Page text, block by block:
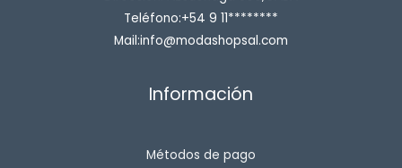
Teléfono:+54 9 11********
Mail:info@modashopsal.com
Información
Métodos de pago